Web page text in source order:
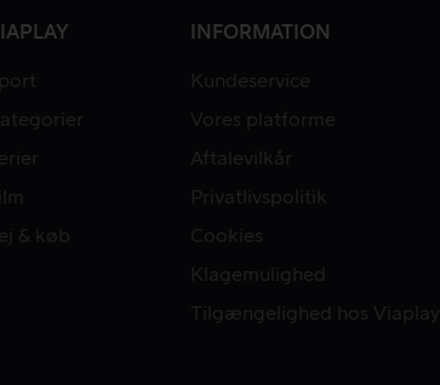
& køb
INFORMATION
Kundeservice
Vores platforme
Aftalevilkår
Privatlivspolitik
Cookies
Klagemulighed
Tilgængelighed hos Viaplay